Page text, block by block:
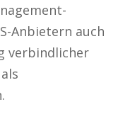
Anbietern auch
verbindlicher